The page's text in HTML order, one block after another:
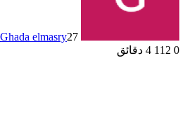
Ghada elmasry27 فبراير، 2024
0
4 دقائق